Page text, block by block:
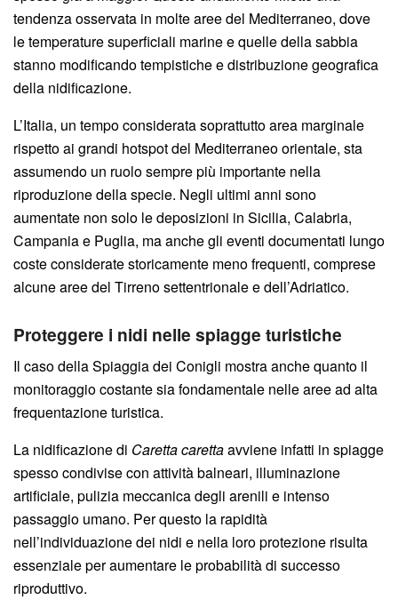
tendenza osservata in molte aree del Mediterraneo, dove
le temperature superficiali marine e quelle della sabbia
stanno modificando tempistiche e distribuzione geografica
della nidificazione.
L’Italia, un tempo considerata soprattutto area marginale
rispetto ai grandi hotspot del Mediterraneo orientale, sta
assumendo un ruolo sempre più importante nella
riproduzione della specie. Negli ultimi anni sono
aumentate non solo le deposizioni in Sicilia, Calabria,
Campania e Puglia, ma anche gli eventi documentati lungo
coste considerate storicamente meno frequenti, comprese
alcune aree del Tirreno settentrionale e dell’Adriatico.
Proteggere i nidi nelle spiagge turistiche
Il caso della Spiaggia dei Conigli mostra anche quanto il
monitoraggio costante sia fondamentale nelle aree ad alta
frequentazione turistica.
La nidificazione di Caretta carettaavviene infatti in spiagge
spesso condivise con attività balneari, illuminazione
artificiale, pulizia meccanica degli arenili e intenso
passaggio umano. Per questo la rapidità
nell’individuazione dei nidi e nella loro protezione risulta
essenziale per aumentare le probabilità di successo
riproduttivo.